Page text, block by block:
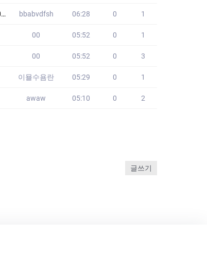
bbabvdfsh 06:28 0 1
00 05:52 0 1
00 05:52 0 3
이묠수욤란 05:29 0 1
awaw 05:10 0 2
글쓰기